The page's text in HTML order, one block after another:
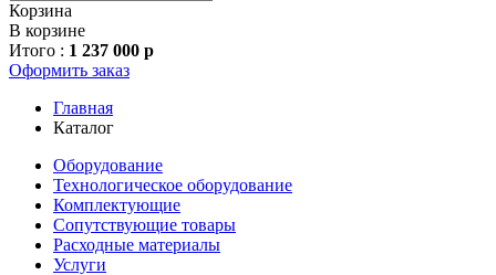
Корзина
В корзине
Итого : 1 237 000 р
Оформить заказ
Главная
Каталог
Оборудование
Технологическое оборудование
Комплектующие
Сопутствующие товары
Расходные материалы
Услуги